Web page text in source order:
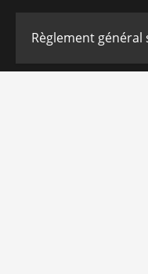
Règlement